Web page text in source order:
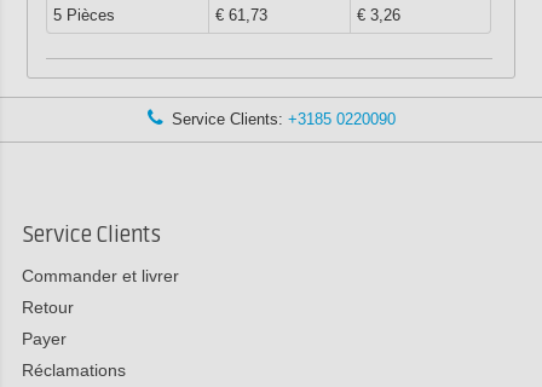
5 Pièces
€ 61,73 € 3,26
Service Clients: +3185 0220090
Service Clients
Commander et livrer
Retour
Payer
Réclamations